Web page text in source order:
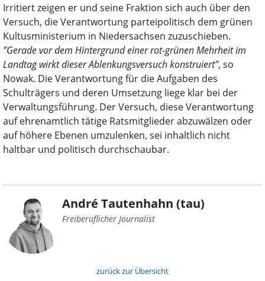
Irritiert zeigen er und seine Fraktion sich auch über den
Versuch, die Verantwortung parteipolitisch dem grünen
Kultusministerium in Niedersachsen zuzuschieben.
”Gerade vor dem Hintergrund einer rot-grünen Mehrheit im
Landtag wirkt dieser Ablenkungsversuch konstruiert”, so
Nowak. Die Verantwortung für die Aufgaben des
Schulträgers und deren Umsetzung liege klar bei der
Verwaltungsführung. Der Versuch, diese Verantwortung
auf ehrenamtlich tätige Ratsmitglieder abzuwälzen oder
auf höhere Ebenen umzulenken, sei inhaltlich nicht
haltbar und politisch durchschaubar.
André Tautenhahn (tau)
Freiberuflicher Journalist
zurück zur Übersicht